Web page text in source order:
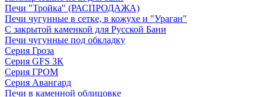
Печи "Тройка" (РАСПРОДАЖА)
Печи чугунные в сетке, в кожухе и "Ураган"
С закрытой каменкой для Русской Бани
Печи чугунные под обкладку
Серия Гроза
Серия GFS ЗК
Серия ГРОМ
Серия Авангард
Печи в каменной облицовке